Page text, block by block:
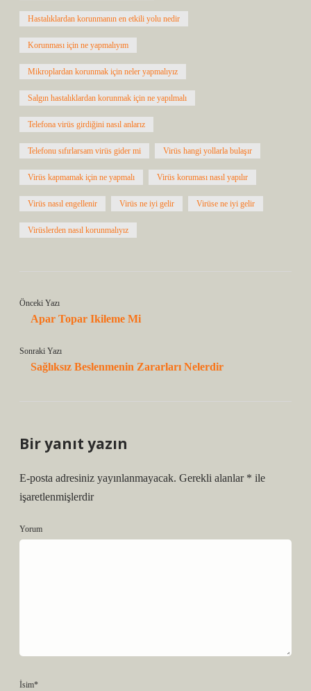
Hastalıklardan korunmanın en etkili yolu nedir
Korunması için ne yapmalıyım
Mikroplardan korunmak için neler yapmalıyız
Salgın hastalıklardan korunmak için ne yapılmalı
Telefona virüs girdiğini nasıl anlarız
Telefonu sıfırlarsam virüs gider mi Virüs hangi yollarla bulaşır
Virüs kapmamak için ne yapmalı Virüs koruması nasıl yapılır
Virüs nasıl engellenir Virüs ne iyi gelir Virüse ne iyi gelir
Virüslerden nasıl korunmalıyız
Önceki Yazı
Apar Topar Ikileme Mi
Sonraki Yazı
Sağlıksız Beslenmenin Zararları Nelerdir
Bir yanıt yazın
E-posta adresiniz yayınlanmayacak. Gerekli alanlar * ile
işaretlenmişlerdir
Yorum
İsim*